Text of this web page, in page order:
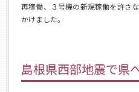
再稼働、３号機の新規稼働を許さ
かけました。
島根県西部地震で県